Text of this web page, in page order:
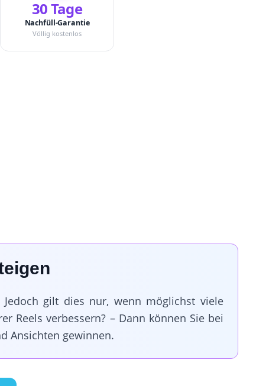
30 Tage
Nachfüll-Garantie
Völlig kostenlos
gilt dies nur, wenn möglichst viele
Reels verbessern? – Dann können Sie bei
Ansichten gewinnen.